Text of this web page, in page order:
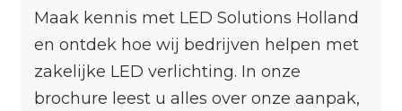
Maak kennis met LED Solutions Holland
en ontdek hoe wij bedrijven helpen met
zakelijke LED verlichting. In onze
brochure leest u alles over onze aanpak,